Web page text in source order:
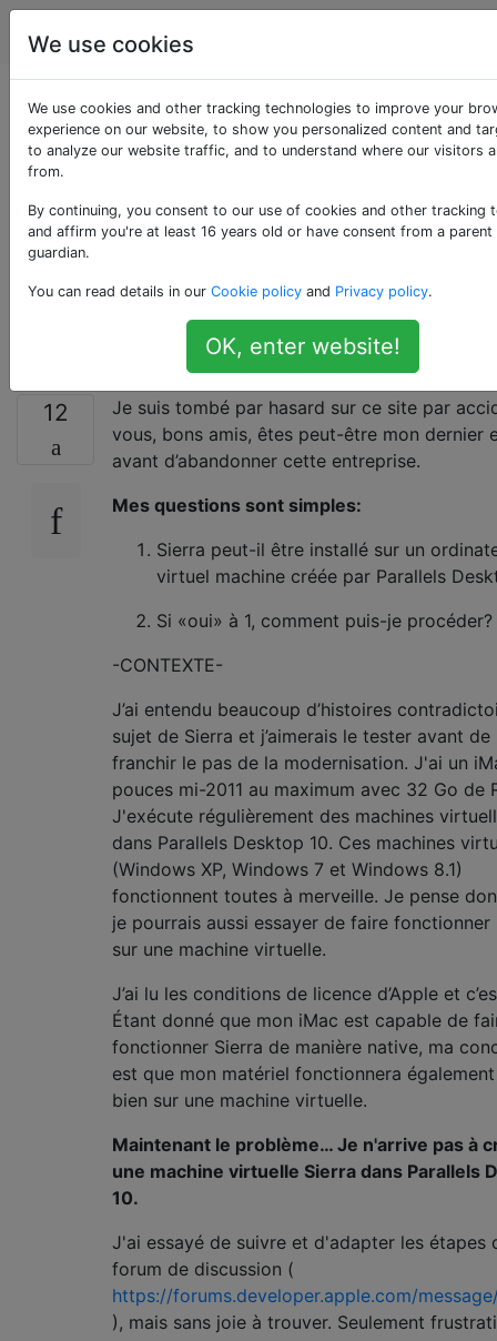
Apple
Sierra peut-il être
installé sur une
machine virtuelle
créée par Parallels
Desktop 10?
12
Je suis tombé par hasard sur ce site par
vous, bons amis, êtes peut-être mon dernier
avant d’abandonner cette entreprise.
Mes questions sont simples:
Sierra peut-il être installé sur un
virtuel machine créée par Parallels
Si «oui» à 1, comment puis-je procéder?
-CONTEXTE-
J’ai entendu beaucoup d’histoires
sujet de Sierra et j’aimerais le tester avant de
franchir le pas de la modernisation. J'ai un
pouces mi-2011 au maximum avec 32 Go de
J'exécute régulièrement des machines
dans Parallels Desktop 10. Ces machines
(Windows XP, Windows 7 et Windows 8.1)
fonctionnent toutes à merveille. Je pense
je pourrais aussi essayer de faire fonctionner
sur une machine virtuelle.
J’ai lu les conditions de licence d’Apple et
Étant donné que mon iMac est capable de
fonctionner Sierra de manière native, ma
est que mon matériel fonctionnera
bien sur une machine virtuelle.
Maintenant le problème… Je n'arrive pas à
une machine virtuelle Sierra dans Parallels
10.
J'ai essayé de suivre et d'adapter les étapes
forum de discussion (
https://forums.developer.apple.com/
), mais sans joie à trouver. Seulement
We use cookies
We use cookies and other tracking technologies to improve your
experience on our website, to show you personalized content and
to analyze our website traffic, and to understand where our visitors
from.
By continuing, you consent to our use of cookies and other tracking
and affirm you're at least 16 years old or have consent from a parent
guardian.
You can read details in our Cookie policy and Privacy policy.
OK, enter website!